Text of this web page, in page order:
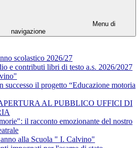
Menu di
navigazione
scolastico 2026/27
e contributi libri di testo a.s. 2026/2027
successo il progetto “Educazione motoria
AL PUBBLICO UFFICI DI
il racconto emozionante del nostro
alla Scuola " I. Calvino"